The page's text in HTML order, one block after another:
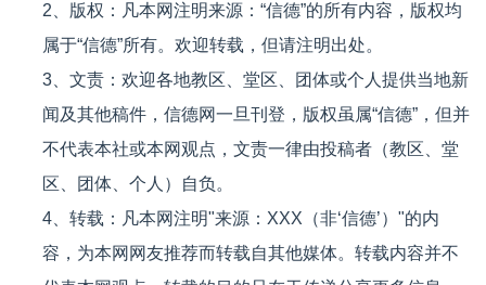
2、版权：凡本网注明来源：“信德”的所有内容，版权均
属于“信德”所有。欢迎转载，但请注明出处。
3、文责：欢迎各地教区、堂区、团体或个人提供当地新
闻及其他稿件，信德网一旦刊登，版权虽属“信德”，但并
不代表本社或本网观点，文责一律由投稿者（教区、堂
区、团体、个人）自负。
4、转载：凡本网注明"来源：XXX（非‘信德’）"的内
容，为本网网友推荐而转载自其他媒体。转载内容并不